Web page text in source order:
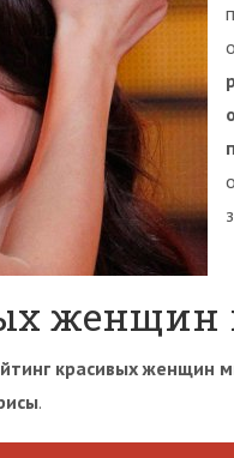
женщин
красивых женщин
.